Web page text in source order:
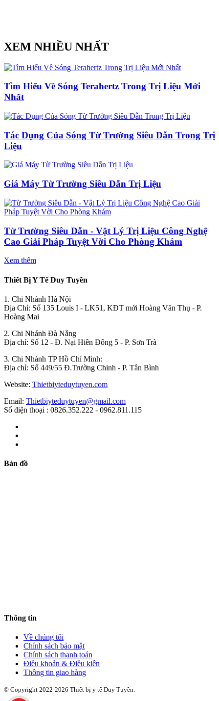
XEM NHIỀU NHẤT
Tìm Hiểu Về Sóng Terahertz Trong Trị Liệu Mới
Nhất
Tác Dụng Của Sóng Từ Trường Siêu Dẫn Trong Trị
Liệu
Giá Máy Từ Trường Siêu Dẫn Trị Liệu
Từ Trường Siêu Dẫn - Vật Lý Trị Liệu Công Nghệ
Cao Giải Pháp Tuyệt Vời Cho Phòng Khám
Xem thêm
Thiết Bị Y Tế Duy Tuyền
1. Chi Nhánh Hà Nội
Địa Chỉ: Số 135 Louis I - LK51, KĐT mới Hoàng Văn Thụ - P.
Hoàng Mai
2. Chi Nhánh Đà Nẵng
Địa chỉ: Số 12 - Đ. Nại Hiên Đông 5 - P. Sơn Trà
3. Chi Nhánh TP Hồ Chí Minh:
Địa chỉ: Số 449/55 Đ.Trường Chinh - P. Tân Bình
Website: Thietbiyteduytuyen.com
Email: Thietbiyteduytuyen@gmail.com
Số điện thoại : 0826.352.222 - 0962.811.115
Bản đồ
Thông tin
Về chúng tôi
Chính sách bảo mật
Chính sách thanh toán
Điều khoản & Điều kiên
Thông tin giao hàng
© Copyright 2022-2026 Thiết bị y tế Duy Tuyền.